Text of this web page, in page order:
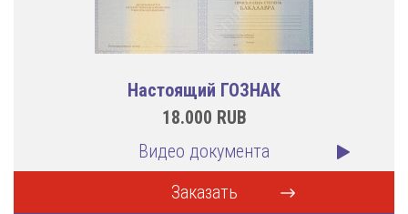
Настоящий ГОЗНАК
18.000 RUB
Видео документа
Заказать